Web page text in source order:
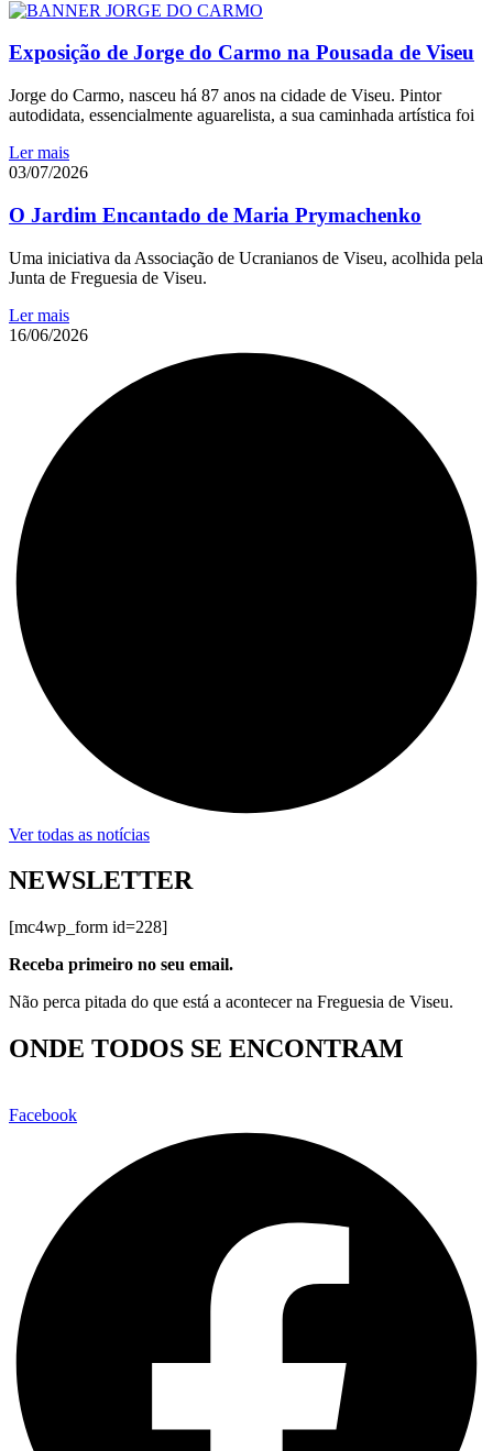
Exposição de Jorge do Carmo na Pousada de Viseu
Jorge do Carmo, nasceu há 87 anos na cidade de Viseu. Pintor
autodidata, essencialmente aguarelista, a sua caminhada artística foi
Ler mais
03/07/2026
O Jardim Encantado de Maria Prymachenko
Uma iniciativa da Associação de Ucranianos de Viseu, acolhida pela
Junta de Freguesia de Viseu.
Ler mais
16/06/2026
Ver todas as notícias
NEWSLETTER
[mc4wp_form id=228]
Receba primeiro no seu email.
Não perca pitada do que está a acontecer na Freguesia de Viseu.
ONDE TODOS SE ENCONTRAM
Facebook